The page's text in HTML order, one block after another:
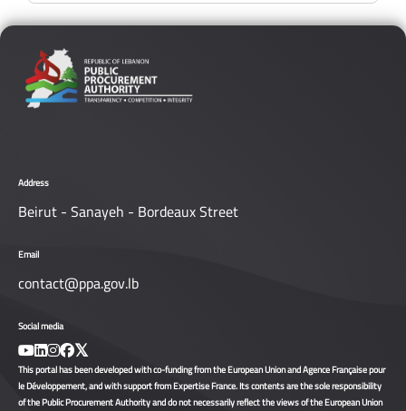
Address
Beirut - Sanayeh - Bordeaux Street
Email
contact@ppa.gov.lb
Social media
This portal has been developed with co-funding from the European Union and Agence Française pour
le Développement, and with support from Expertise France. Its contents are the sole responsibility
of the Public Procurement Authority and do not necessarily reflect the views of the European Union